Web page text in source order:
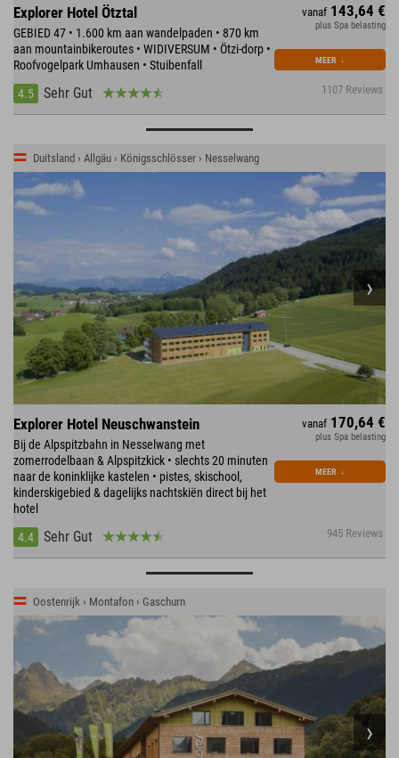
Explorer Hotel Ötztal
GEBIED 47 • 1.600 km aan wandelpaden • 870 km
aan mountainbikeroutes • WIDIVERSUM • Ötzi-dorp •
Roofvogelpark Umhausen • Stuibenfall
4.5
Sehr Gut 1107 Reviews
vanaf 143,64 €
plus Spa belasting
MEER ↓
Duitsland › Allgäu › Königsschlösser › Nesselwang
Explorer Hotel Neuschwanstein
Bij de Alpspitzbahn in Nesselwang met
zomerrodelbaan & Alpspitzkick • slechts 20 minuten
naar de koninklijke kastelen • pistes, skischool,
kinderskigebied & dagelijks nachtskiën direct bij het
hotel
4.4
Sehr Gut 945 Reviews
vanaf 170,64 €
plus Spa belasting
MEER ↓
Oostenrijk › Montafon › Gaschurn